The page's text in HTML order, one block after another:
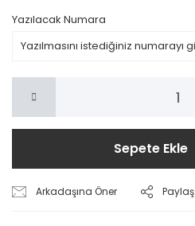
Yazılacak Numara
Sepete Ekle
Arkadaşına Öner Paylaş